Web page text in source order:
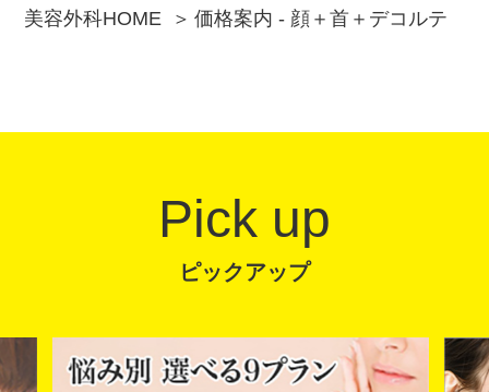
美容外科HOME 価格案内 - 顔＋首＋デコルテ
Pick up
ピックアップ